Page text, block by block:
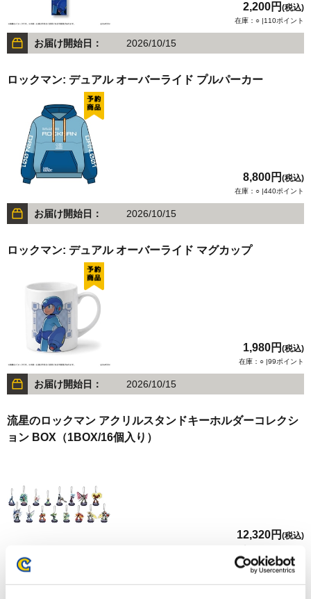
2,200円 (税込)
在庫：○ |110ポイント
お届け開始日： 2026/10/15
ロックマン: デュアル オーバーライド プルパーカー
8,800円 (税込)
在庫：○ |440ポイント
お届け開始日： 2026/10/15
ロックマン: デュアル オーバーライド マグカップ
1,980円 (税込)
在庫：○ |99ポイント
お届け開始日： 2026/10/15
流星のロックマン アクリルスタンドキーホルダーコレクシ
ョン BOX（1BOX/16個入り）
12,320円 (税込)